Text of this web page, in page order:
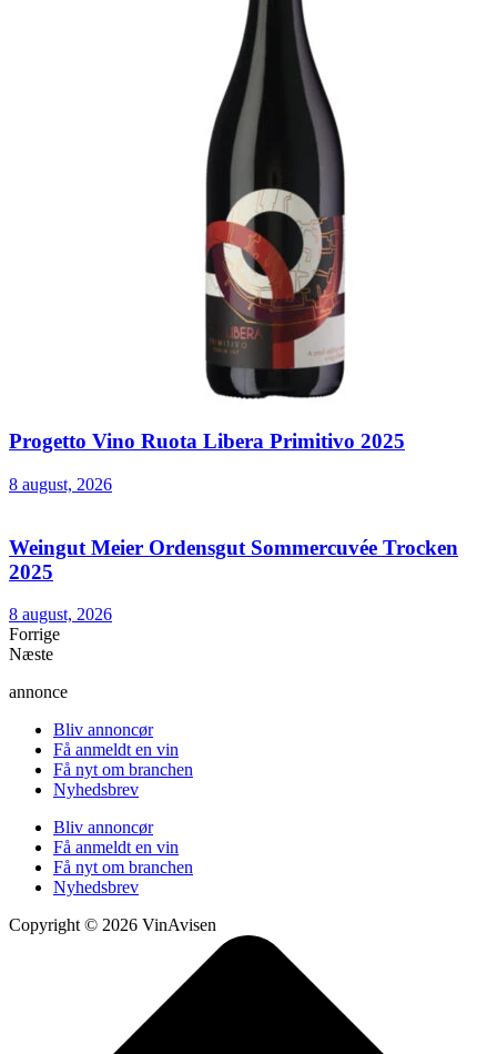
Progetto Vino Ruota Libera Primitivo 2025
8 august, 2026
Weingut Meier Ordensgut Sommercuvée Trocken
2025
8 august, 2026
Forrige
Næste
annonce
Bliv annoncør
Få anmeldt en vin
Få nyt om branchen
Nyhedsbrev
Bliv annoncør
Få anmeldt en vin
Få nyt om branchen
Nyhedsbrev
Copyright © 2026 VinAvisen